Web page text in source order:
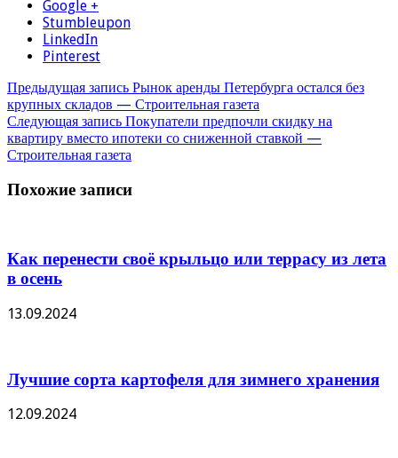
Google +
Stumbleupon
LinkedIn
Pinterest
Предыдущая запись Рынок аренды Петербурга остался без
крупных складов — Строительная газета
Следующая запись Покупатели предпочли скидку на
квартиру вместо ипотеки со сниженной ставкой —
Строительная газета
Похожие записи
Как перенести своё крыльцо или террасу из лета
в осень
13.09.2024
Лучшие сорта картофеля для зимнего хранения
12.09.2024